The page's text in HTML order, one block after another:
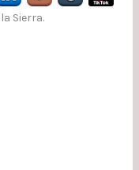
Sierra.